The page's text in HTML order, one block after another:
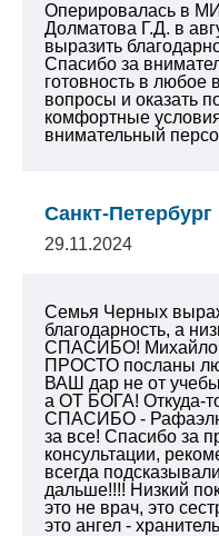
Оперировалась в
Долматова Г.Д. в
выразить
Спасибо за
готовность в любое
вопросы и оказать
комфортные
внимательный
Санкт-Петербург
29.11.2024
Семья Черных
благодарность, а
СПАСИБО!
ПРОСТО посланы
ВАШ дар не от
а ОТ БОГА! Откуда-
СПАСИБО -
за все! Спасибо за
консультации,
всегда
дальше!!!! Низкий
это не врач, это
это ангел -